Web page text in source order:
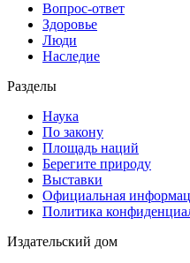
Вопрос-ответ
Здоровье
Люди
Наследие
Разделы
Наука
По закону
Площадь наций
Берегите природу
Выставки
Официальная
Политика
Издательский дом